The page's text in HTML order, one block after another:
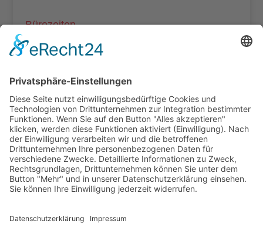
Bürozeiten
Mo – Do: 8:00 – 14:00 Uhr
Termine außerhalb unserer Geschäftszeiten nur
nach Absprache.
Folgt uns auf facebook